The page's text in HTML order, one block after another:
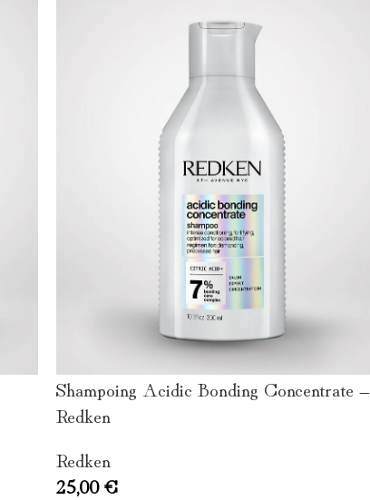
Shampoing Acidic Bonding Concentrate –
Redken
Redken
25,00€